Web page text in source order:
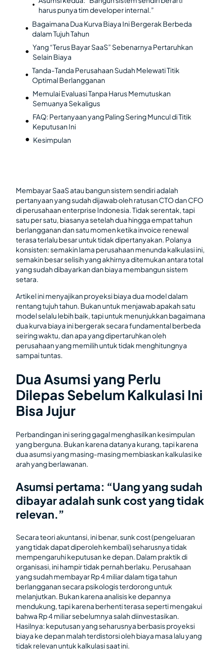
harus punya tim developer internal.”
Bagaimana Dua Kurva Biaya Ini Bergerak Berbeda
dalam Tujuh Tahun
Yang “Terus Bayar SaaS” Sebenarnya Pertaruhkan
Selain Biaya
Tanda-Tanda Perusahaan Sudah Melewati Titik
Optimal Berlangganan
Memulai Evaluasi Tanpa Harus Memutuskan
Semuanya Sekaligus
FAQ: Pertanyaan yang Paling Sering Muncul di Titik
Keputusan Ini
Kesimpulan
Membayar SaaS atau bangun sistem sendiri adalah
pertanyaan yang sudah dijawab oleh ratusan CTO dan CFO
di perusahaan enterprise Indonesia. Tidak serentak, tapi
satu per satu, biasanya setelah dua hingga empat tahun
berlangganan dan satu momen ketika invoice renewal
terasa terlalu besar untuk tidak dipertanyakan. Polanya
konsisten: semakin lama perusahaan menunda kalkulasi ini,
semakin besar selisih yang akhirnya ditemukan antara total
yang sudah dibayarkan dan biaya membangun sistem
setara.
Artikel ini menyajikan proyeksi biaya dua model dalam
rentang tujuh tahun. Bukan untuk menjawab apakah satu
model selalu lebih baik, tapi untuk menunjukkan bagaimana
dua kurva biaya ini bergerak secara fundamental berbeda
seiring waktu, dan apa yang dipertaruhkan oleh
perusahaan yang memilih untuk tidak menghitungnya
sampai tuntas.
Dua Asumsi yang Perlu
Dilepas Sebelum Kalkulasi Ini
Bisa Jujur
Perbandingan ini sering gagal menghasilkan kesimpulan
yang berguna. Bukan karena datanya kurang, tapi karena
dua asumsi yang masing-masing membiaskan kalkulasi ke
arah yang berlawanan.
Asumsi pertama: “Uang yang sudah
dibayar adalah sunk cost yang tidak
relevan.”
Secara teori akuntansi, ini benar, sunk cost (pengeluaran
yang tidak dapat diperoleh kembali) seharusnya tidak
mempengaruhi keputusan ke depan. Dalam praktik di
organisasi, ini hampir tidak pernah berlaku. Perusahaan
yang sudah membayar Rp 4 miliar dalam tiga tahun
berlangganan secara psikologis terdorong untuk
melanjutkan. Bukan karena analisis ke depannya
mendukung, tapi karena berhenti terasa seperti mengakui
bahwa Rp 4 miliar sebelumnya salah diinvestasikan.
Hasilnya: keputusan yang seharusnya berbasis proyeksi
biaya ke depan malah terdistorsi oleh biaya masa lalu yang
tidak relevan untuk kalkulasi saat ini.